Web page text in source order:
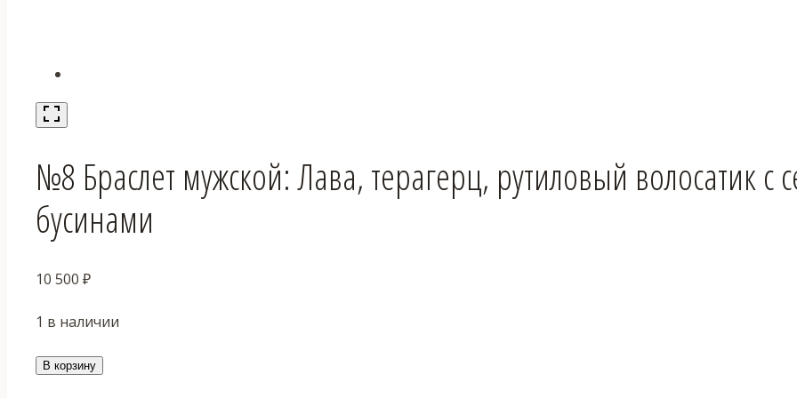
№8 Браслет мужской: Лава, терагерц, рутиловый волосатик
бусинами
10 500 ₽
1 в наличии
Количество
В корзину